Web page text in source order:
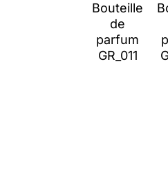
Bouteille
de
parfum
GR_011